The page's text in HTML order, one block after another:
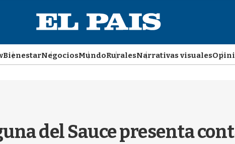
BienestarNegociosMundoRuralesNarrativas visuales
del Sauce presenta